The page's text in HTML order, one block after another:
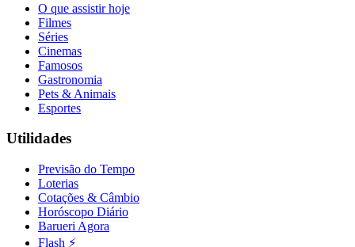
O que assistir hoje
Filmes
Séries
Cinemas
Famosos
Gastronomia
Pets & Animais
Esportes
Utilidades
Previsão do Tempo
Loterias
Cotações & Câmbio
Horóscopo Diário
Barueri Agora
Flash ⚡